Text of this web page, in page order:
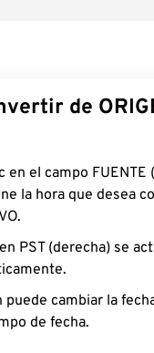
de
en el campo FUENTE
la hora que desea
PST (derecha) se
puede cambiar la
de fecha.